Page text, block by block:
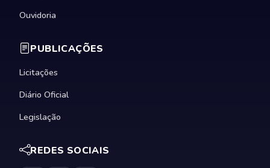
Ouvidoria
PUBLICAÇÕES
Licitações
Diário Oficial
Legislação
REDES SOCIAIS